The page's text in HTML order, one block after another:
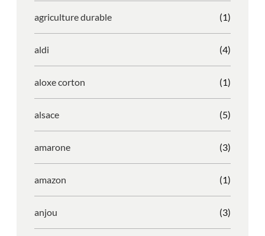
agriculture durable (1)
aldi (4)
aloxe corton (1)
alsace (5)
amarone (3)
amazon (1)
anjou (3)